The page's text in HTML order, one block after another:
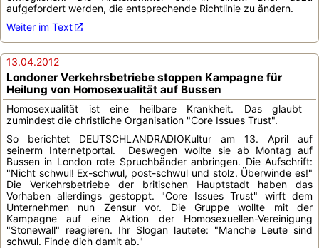
aufgefordert werden, die entsprechende Richtlinie zu ändern.
Weiter im Text
13.04.2012
Londoner Verkehrsbetriebe stoppen Kampagne für
Heilung von Homosexualität auf Bussen
Homosexualität ist eine heilbare Krankheit. Das glaubt
zumindest die christliche Organisation "Core Issues Trust".
So berichtet DEUTSCHLANDRADIOKultur am 13. April auf
seinerm Internetportal. Deswegen wollte sie ab Montag auf
Bussen in London rote Spruchbänder anbringen. Die Aufschrift:
"Nicht schwul! Ex-schwul, post-schwul und stolz. Überwinde es!"
Die Verkehrsbetriebe der britischen Hauptstadt haben das
Vorhaben allerdings gestoppt. "Core Issues Trust" wirft dem
Unternehmen nun Zensur vor. Die Gruppe wollte mit der
Kampagne auf eine Aktion der Homosexuellen-Vereinigung
"Stonewall" reagieren. Ihr Slogan lautete: "Manche Leute sind
schwul. Finde dich damit ab."